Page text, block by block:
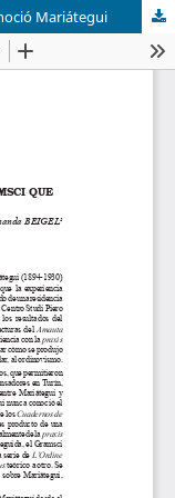
Mariátegui